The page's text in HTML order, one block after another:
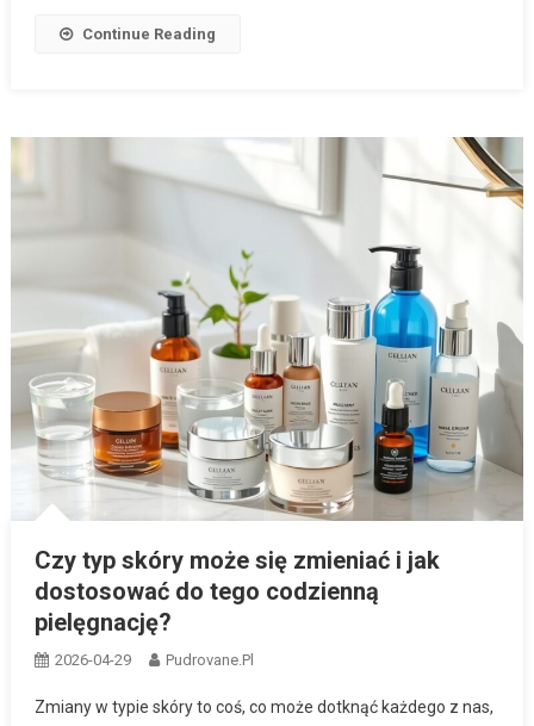
Continue Reading
Czy typ skóry może się zmieniać i jak
dostosować do tego codzienną
pielęgnację?
2026-04-29 Pudrovane.pl
Zmiany w typie skóry to coś, co może dotknąć każdego z nas,